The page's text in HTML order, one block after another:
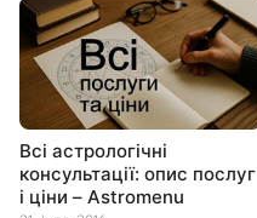
Всі астрологічні
консультації: опис послуг
і ціни – Astromenu